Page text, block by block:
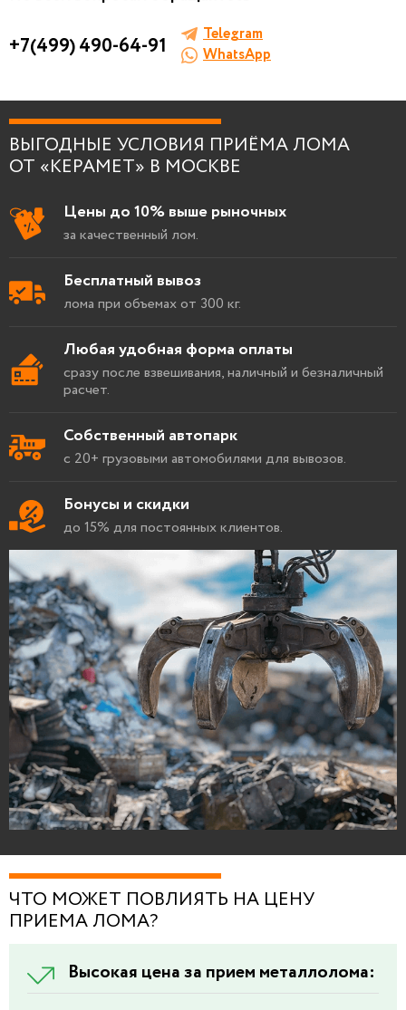
данных.
+7(499) 490-64-91
Telegram
WhatsApp
ВЫГОДНЫЕ УСЛОВИЯ ПРИЁМА ЛОМА
ОТ «КЕРАМЕТ» В МОСКВЕ
Цены до 10% выше рыночных
за качественный лом.
Бесплатный вывоз
лома при объемах от 300 кг.
Любая удобная форма оплаты
сразу после взвешивания, наличный и безналичный
расчет.
Собственный автопарк
с 20+ грузовыми автомобилями для вывозов.
Бонусы и скидки
до 15% для постоянных клиентов.
ЧТО МОЖЕТ ПОВЛИЯТЬ НА ЦЕНУ
ПРИЕМА ЛОМА?
Высокая цена за прием металлолома: